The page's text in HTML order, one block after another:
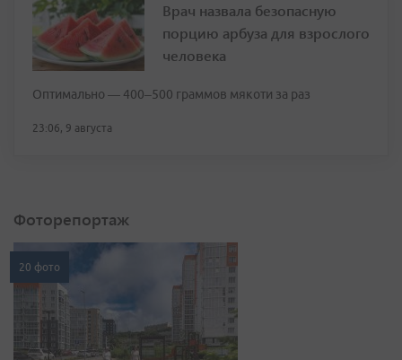
Врач назвала безопасную
порцию арбуза для взрослого
человека
Оптимально — 400–500 граммов мякоти за раз
23:06, 9 августа
Фоторепортаж
20 фото